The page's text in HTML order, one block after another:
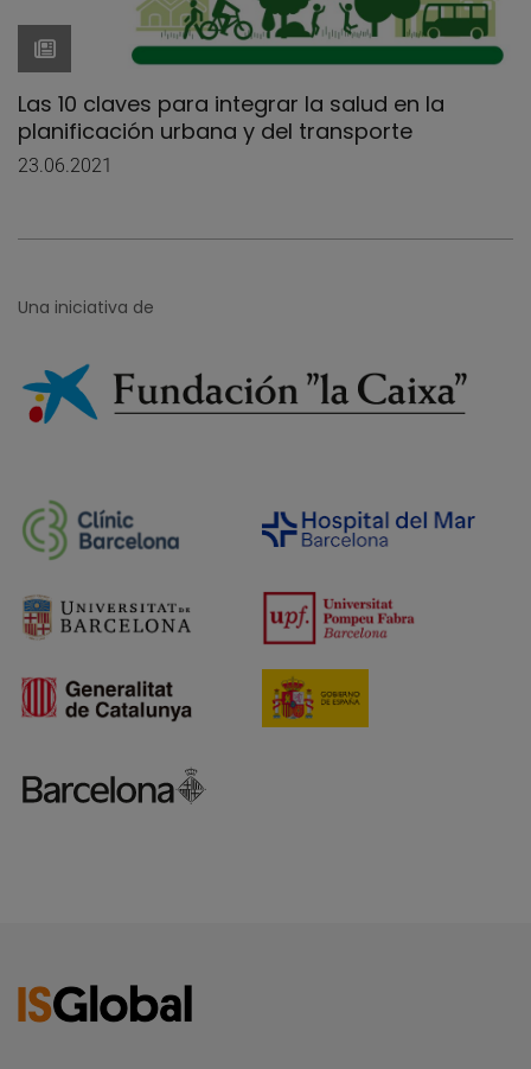
Las 10 claves para integrar la salud en la
planificación urbana y del transporte
23.06.2021
Una iniciativa de